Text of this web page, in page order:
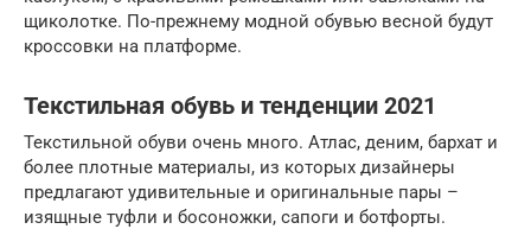
щиколотке. По-прежнему модной обувью весной будут
кроссовки на платформе.
Текстильная обувь и тенденции 2021
Текстильной обуви очень много. Атлас, деним, бархат и
более плотные материалы, из которых дизайнеры
предлагают удивительные и оригинальные пары –
изящные туфли и босоножки, сапоги и ботфорты.